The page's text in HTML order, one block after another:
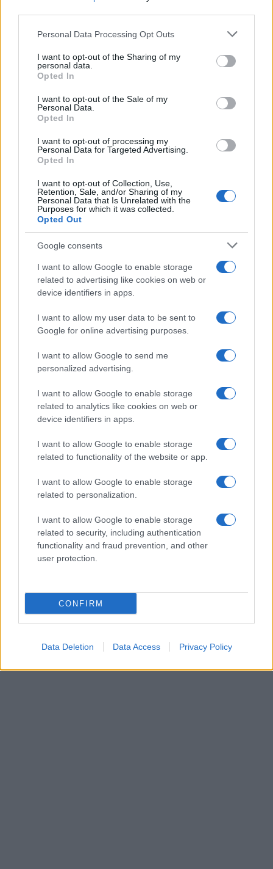
Please note that this website/app uses one or more Google
not limited to your visit or usage behaviour. You may click to
grant or deny consent to Google and its third-party tags to
use your data for below specified purposes in below Google
consent section.
Personal Data Processing Opt Outs
I want to opt-out of the Sharing of my
personal data.
Opted In
I want to opt-out of the Sale of my
Personal Data.
Opted In
I want to opt-out of processing my
Personal Data for Targeted Advertising.
Opted In
I want to opt-out of Collection, Use,
Retention, Sale, and/or Sharing of my
Personal Data that Is Unrelated with the
Purposes for which it was collected.
Opted Out
Google consents
I want to allow Google to enable storage
related to advertising like cookies on web or
device identifiers in apps.
I want to allow my user data to be sent to
Google for online advertising purposes.
I want to allow Google to send me
personalized advertising.
I want to allow Google to enable storage
related to analytics like cookies on web or
device identifiers in apps.
I want to allow Google to enable storage
related to functionality of the website or app.
I want to allow Google to enable storage
related to personalization.
I want to allow Google to enable storage
related to security, including authentication
functionality and fraud prevention, and other
user protection.
CONFIRM
Data Deletion Data Access Privacy Policy